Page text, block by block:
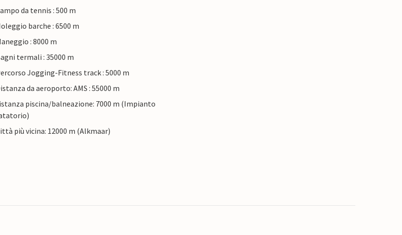
da tennis : 500 m
barche : 6500 m
: 8000 m
termali : 35000 m
Jogging-Fitness track : 5000 m
da aeroporto: AMS : 55000 m
piscina/balneazione: 7000 m (Impianto
più vicina: 12000 m (Alkmaar)